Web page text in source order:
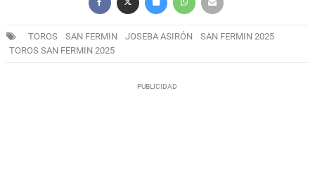
TOROS SAN FERMIN JOSEBA ASIRÓN
SAN FERMIN 2025
TOROS SAN FERMIN 2025